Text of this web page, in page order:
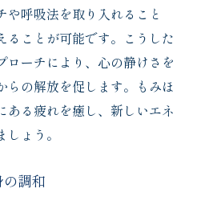
呼吸法を取り入れること
ることが可能です。こうした
ローチにより、心の静けさを
らの解放を促します。もみほ
ある疲れを癒し、新しいエネ
ょう。
調和